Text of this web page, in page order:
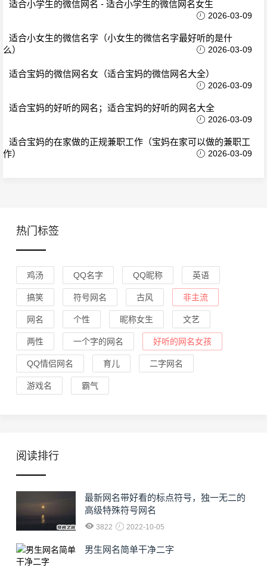
适合小学生的微信网名 - 适合小学生的微信网名女生
2026-03-09
适合小女生的微信名字（小女生的微信名字最好听的是什
么）
2026-03-09
适合宝妈的微信网名女（适合宝妈的微信网名大全）
2026-03-09
适合宝妈的好听的网名；适合宝妈的好听的网名大全
2026-03-09
适合宝妈的在家做的正规兼职工作（宝妈在家可以做的兼职工
作）
2026-03-09
热门标签
鸡汤 QQ名字 QQ昵称 英语
搞笑 符号网名 古风 非主流
网名 个性 昵称女生 文艺
两性 一个字的网名 好听的网名女孩
QQ情侣网名 育儿 二字网名
游戏名 霸气
阅读排行
最新网名带好看的标点符号，独一无二的
高级特殊符号网名
3822 2022-10-05
男生网名简单干净二字